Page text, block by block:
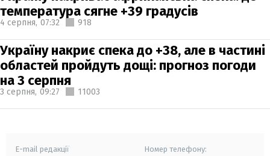
температура сягне +39 градусів
4 серпня, 07:32 918
Україну накриє спека до +38, але в частині
областей пройдуть дощі: прогноз погоди
на 3 серпня
3 серпня, 09:27 11003
E-mail редакції Номер телефону: